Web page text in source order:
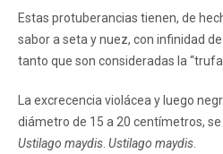
Estas protuberancias tienen, de
sabor a seta y nuez, con infinidad
tanto que son consideradas la “trufa
La excrecencia violácea y luego
diámetro de 15 a 20 centímetros,
Ustilago maydis Ustilago maydis